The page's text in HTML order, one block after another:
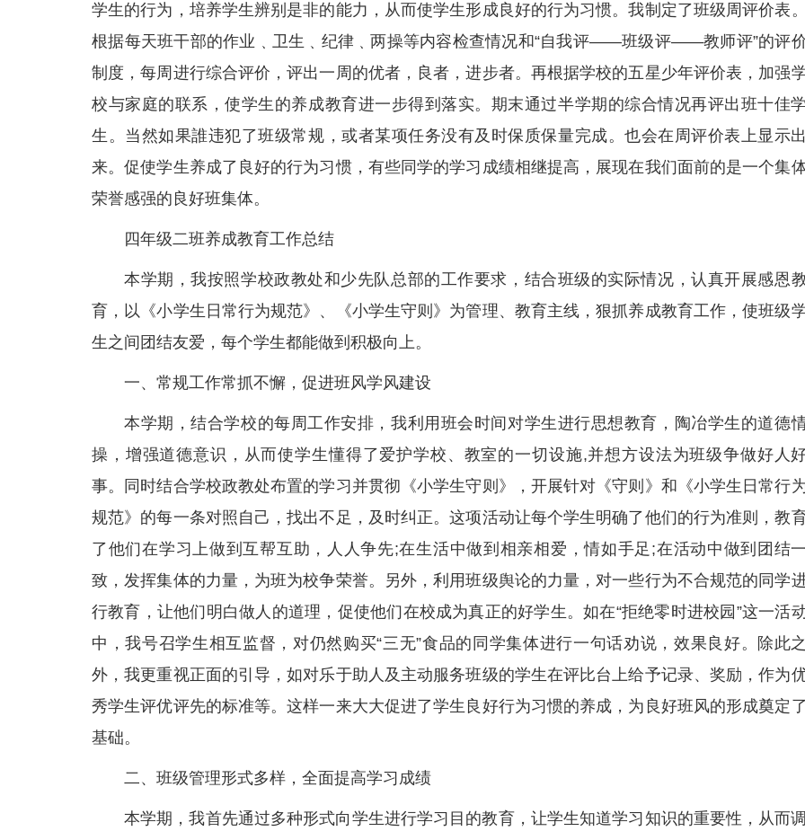
学生的行为，培养学生辨别是非的能力，从而使学生形成良好的行为习惯。我制定了班级周评价表。
根据每天班干部的作业﹑卫生﹑纪律﹑两操等内容检查情况和“自我评——班级评——教师评”的评
制度，每周进行综合评价，评出一周的优者，良者，进步者。再根据学校的五星少年评价表，加强
校与家庭的联系，使学生的养成教育进一步得到落实。期末通过半学期的综合情况再评出班十佳学
生。当然如果誰违犯了班级常规，或者某项任务没有及时保质保量完成。也会在周评价表上显示出
来。促使学生养成了良好的行为习惯，有些同学的学习成绩相继提高，展现在我们面前的是一个集
荣誉感强的良好班集体。
四年级二班养成教育工作总结
本学期，我按照学校政教处和少先队总部的工作要求，结合班级的实际情况，认真开展感恩
育，以《小学生日常行为规范》、《小学生守则》为管理、教育主线，狠抓养成教育工作，使班级
生之间团结友爱，每个学生都能做到积极向上。
一、常规工作常抓不懈，促进班风学风建设
本学期，结合学校的每周工作安排，我利用班会时间对学生进行思想教育，陶冶学生的道德
操，增强道德意识，从而使学生懂得了爱护学校、教室的一切设施,并想方设法为班级争做好人
事。同时结合学校政教处布置的学习并贯彻《小学生守则》，开展针对《守则》和《小学生日常行
规范》的每一条对照自己，找出不足，及时纠正。这项活动让每个学生明确了他们的行为准则，教
了他们在学习上做到互帮互助，人人争先;在生活中做到相亲相爱，情如手足;在活动中做到团结一
致，发挥集体的力量，为班为校争荣誉。另外，利用班级舆论的力量，对一些行为不合规范的同学
行教育，让他们明白做人的道理，促使他们在校成为真正的好学生。如在“拒绝零时进校园”这一活
中，我号召学生相互监督，对仍然购买“三无”食品的同学集体进行一句话劝说，效果良好。除此之
外，我更重视正面的引导，如对乐于助人及主动服务班级的学生在评比台上给予记录、奖励，作为
秀学生评优评先的标准等。这样一来大大促进了学生良好行为习惯的养成，为良好班风的形成奠定了
基础。
二、班级管理形式多样，全面提高学习成绩
本学期，我首先通过多种形式向学生进行学习目的教育，让学生知道学习知识的重要性，从而调